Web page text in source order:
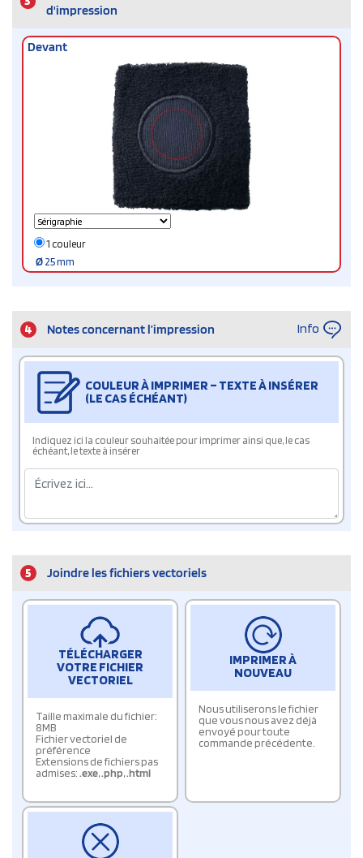
d'impression
Devant
1 couleur
Ø25 mm
4 Notes concernant l’impression Info
COULEUR À IMPRIMER – TEXTE À INSÉRER
(LE CAS ÉCHÉANT)
Indiquez ici la couleur souhaitée pour imprimer ainsi que, le cas
échéant, le texte à insérer
5 Joindre les fichiers vectoriels
TÉLÉCHARGER
VOTRE FICHIER
VECTORIEL
Taille maximale du fichier:
8MB
Fichier vectoriel de
préférence
Extensions de fichiers pas
admises:.exe,.php,.html
IMPRIMER À
NOUVEAU
Nous utiliserons le fichier
que vous nous avez déjà
envoyé pour toute
commande précédente.